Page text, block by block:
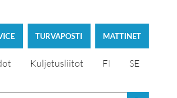
MATTINET
TURVAPOSTI
Kuljetusliitot FI SE